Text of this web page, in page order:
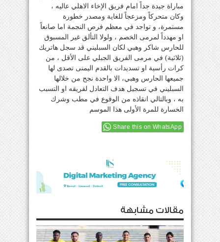
مباراة جيدة جداً امام فريق الإخاء الاهلي عاليه ،
وكان متحركاً ومزعجاً للغاية ومصدر خطورة
مستمرة، و تواجد في معظم فرص النجمة اما صانعاً
او مهدداً لمرمى الخصم ، ولولا التألق غير المسبوق
للحارس شاكر وهبي لكان السبليني قد سجل هاتريك
(ثلاثية) في مرمى الفريق الجبلي على الأقل ، من
كرات رأسية او تسديدات بالقدم اليمنى تصدى لها
جميعها الحارس وهبي، الا واحدة نجح من خلالها
السبليني في تسجيل هدف التعادل لفريقه او التسبب
به ، وبالتالي انقاذه من الوقوع في مطب وشرك
الخسارة للمرة الأولى هذا الموسم
Share this on WhatsApp
مقالات مشابهة